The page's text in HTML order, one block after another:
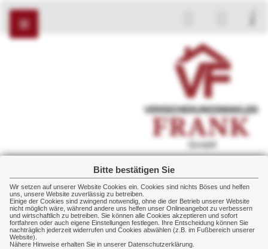
Bitte bestätigen Sie
Wir setzen auf unserer Website Cookies ein. Cookies sind nichts Böses und helfen
uns, unsere Website zuverlässig zu betreiben.
Einige der Cookies sind zwingend notwendig, ohne die der Betrieb unserer Website
nicht möglich wäre, während andere uns helfen unser Onlineangebot zu verbessern
und wirtschaftlich zu betreiben. Sie können alle Cookies akzeptieren und sofort
fortfahren oder auch eigene Einstellungen festlegen. Ihre Entscheidung können Sie
nachträglich jederzeit widerrufen und Cookies abwählen (z.B. im Fußbereich unserer
Website).
Nähere Hinweise erhalten Sie in unserer Datenschutzerklärung.
Versicherungsmakler Frank GmbH
Heurichstr. 31
98630 Römhild
+49 36948 20720
+49 36948 20721